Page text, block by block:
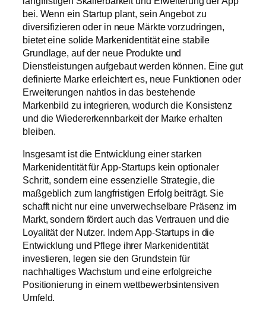
bei. Wenn ein Startup plant, sein Angebot zu
diversifizieren oder in neue Märkte vorzudringen,
bietet eine solide Markenidentität eine stabile
Grundlage, auf der neue Produkte und
Dienstleistungen aufgebaut werden können. Eine gut
definierte Marke erleichtert es, neue Funktionen oder
Erweiterungen nahtlos in das bestehende
Markenbild zu integrieren, wodurch die Konsistenz
und die Wiedererkennbarkeit der Marke erhalten
bleiben.
Insgesamt ist die Entwicklung einer starken
Markenidentität für App-Startups kein optionaler
Schritt, sondern eine essenzielle Strategie, die
maßgeblich zum langfristigen Erfolg beiträgt. Sie
schafft nicht nur eine unverwechselbare Präsenz im
Markt, sondern fördert auch das Vertrauen und die
Loyalität der Nutzer. Indem App-Startups in die
Entwicklung und Pflege ihrer Markenidentität
investieren, legen sie den Grundstein für
nachhaltiges Wachstum und eine erfolgreiche
Positionierung in einem wettbewerbsintensiven
Umfeld.